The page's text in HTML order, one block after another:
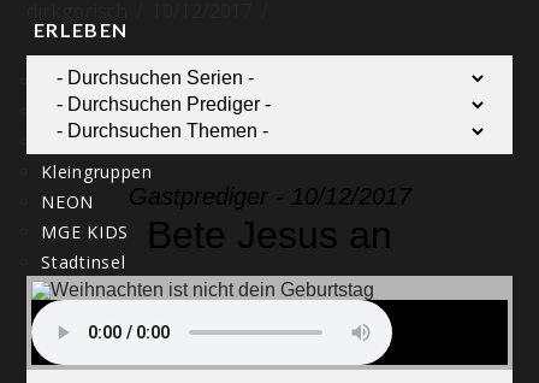
ERLEBEN
Entscheidung
Miteinander
Dinnerparty
Kleingruppen
NEON
MGE KIDS
Stadtinsel
PREDIGTEN
Gastprediger - 10/12/2017
Bete Jesus an